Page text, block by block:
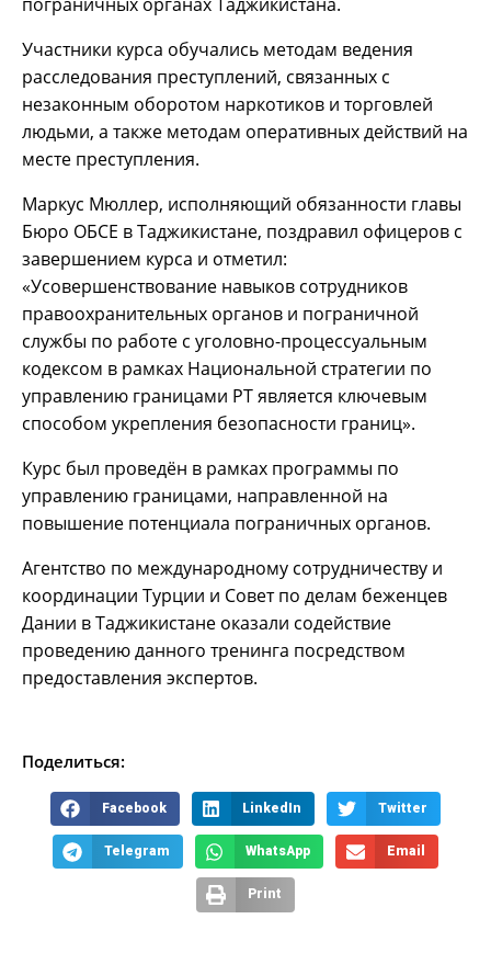
Участники курса обучались методам ведения
расследования преступлений, связанных с
незаконным оборотом наркотиков и торговлей
людьми, а также методам оперативных действий на
месте преступления.
Маркус Мюллер, исполняющий обязанности главы
Бюро ОБСЕ в Таджикистане, поздравил офицеров с
завершением курса и отметил:
«Усовершенствование навыков сотрудников
правоохранительных органов и пограничной
службы по работе с уголовно-процессуальным
кодексом в рамках Национальной стратегии по
управлению границами РТ является ключевым
способом укрепления безопасности границ».
Курс был проведён в рамках программы по
управлению границами, направленной на
повышение потенциала пограничных органов.
Агентство по международному сотрудничеству и
координации Турции и Совет по делам беженцев
Дании в Таджикистане оказали содействие
проведению данного тренинга посредством
предоставления экспертов.
Поделиться:
Facebook LinkedIn Twitter
Telegram WhatsApp Email
Print